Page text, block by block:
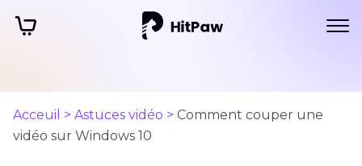
Acceuil > Astuces vidéo > Comment couper une
vidéo sur Windows 10